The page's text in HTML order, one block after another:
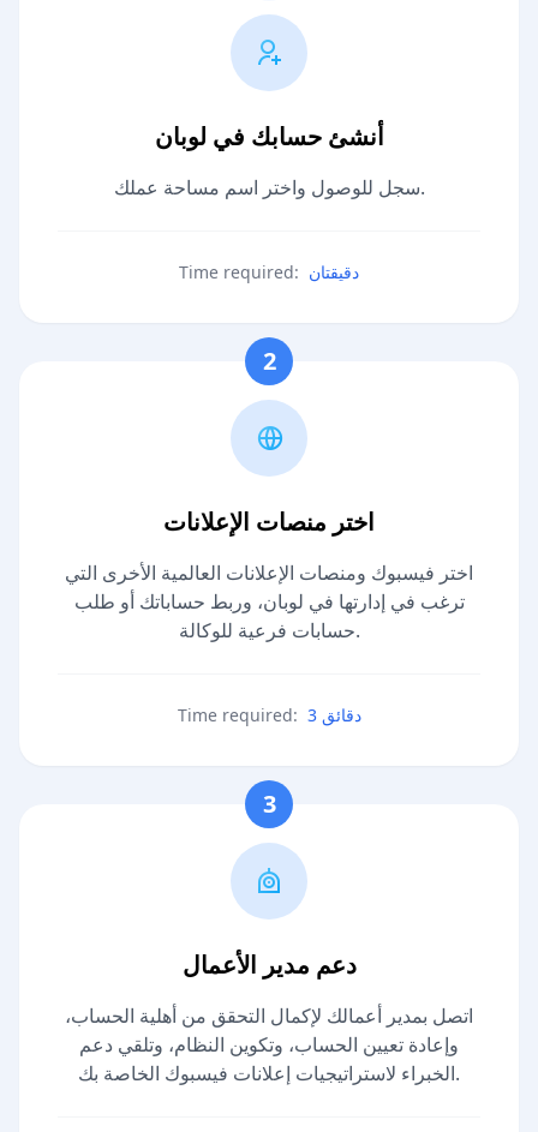
أنشئ حسابك في لوبان
سجل للوصول واختر اسم مساحة عملك.
Time required: دقيقتان
2
اختر منصات الإعلانات
اختر فيسبوك ومنصات الإعلانات العالمية الأخرى التي
ترغب في إدارتها في لوبان، وربط حساباتك أو طلب
حسابات فرعية للوكالة.
Time required: 3 دقائق
3
دعم مدير الأعمال
اتصل بمدير أعمالك لإكمال التحقق من أهلية الحساب،
وإعادة تعيين الحساب، وتكوين النظام، وتلقي دعم
الخبراء لاستراتيجيات إعلانات فيسبوك الخاصة بك.